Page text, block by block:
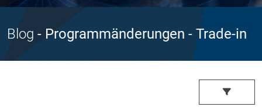
Blog - Programmänderungen - Trade-in